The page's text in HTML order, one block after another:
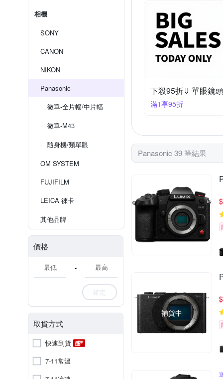
相機
SONY
CANON
NIKON
Panasonic
微單-全片幅/中片幅
微單-M43
隨身機/類單眼
OM SYSTEM
FUJIFILM
LEICA 徠卡
其他品牌
價格
-
確定
取貨方式
快速到貨
7-11常溫
下殺95折⇓ 單眼鏡頭
滿1享95折
Panasonic 39 筆結果
$
補貨中
$